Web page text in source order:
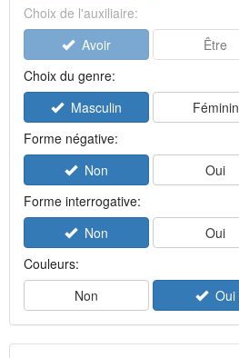
Choix de l'auxiliaire:
Avoir
Être
Choix du genre:
Masculin
Féminin
Forme négative:
Non
Oui
Forme interrogative:
Non
Oui
Couleurs:
Non
Oui